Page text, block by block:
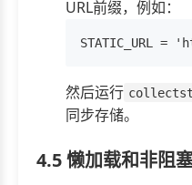
URL前缀，例如：
然后运行
同步存储。
4.5 懒加载和非阻